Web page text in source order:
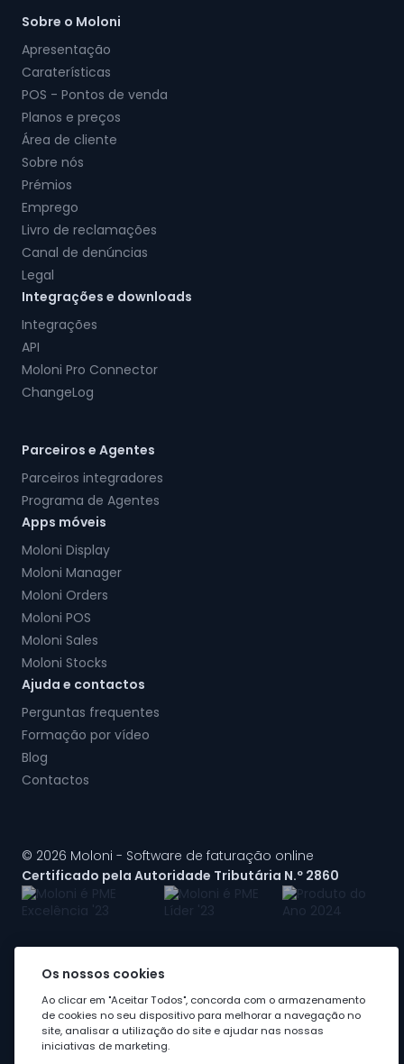
Sobre o Moloni
Apresentação
Caraterísticas
POS - Pontos de venda
Planos e preços
Área de cliente
Sobre nós
Prémios
Emprego
Livro de reclamações
Canal de denúncias
Legal
Integrações e downloads
Integrações
API
Moloni Pro Connector
ChangeLog
Parceiros e Agentes
Parceiros integradores
Programa de Agentes
Apps móveis
Moloni Display
Moloni Manager
Moloni Orders
Moloni POS
Moloni Sales
Moloni Stocks
Ajuda e contactos
Perguntas frequentes
Formação por vídeo
Blog
Contactos
© 2026 Moloni - Software de faturação online
Certificado pela Autoridade Tributária N.º 2860
A Moloni faz parte dogrupo Visma
Os nossos cookies
Ao clicar em "Aceitar Todos", concorda com o armazenamento
de cookies no seu dispositivo para melhorar a navegação no
site, analisar a utilização do site e ajudar nas nossas
iniciativas de marketing.